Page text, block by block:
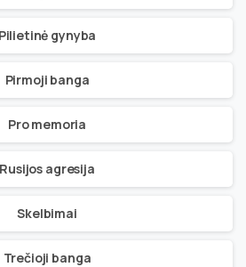
Pilietinė gynyba
Pirmoji banga
Pro memoria
Rusijos agresija
Skelbimai
Trečioji banga